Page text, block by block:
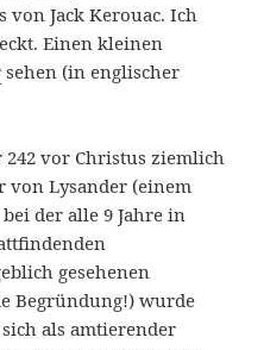
von Jack Kerouac. Ich
Einen kleinen
sehen (in englischer
242 vor Christus ziemlich
von Lysander (einem
der alle 9 Jahre in
gesehenen
Begründung!) wurde
als amtierender